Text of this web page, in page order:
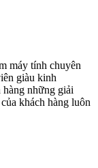
máy tính chuyên
giàu kinh
hàng những giải
khách hàng luôn